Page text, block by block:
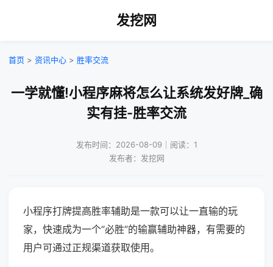
发挖网
首页 > 资讯中心 > 胜率交流
一学就懂!小程序麻将怎么让系统发好牌_确
实有挂-胜率交流
发布时间：2026-08-09｜阅读：1
发布者：发挖网
小程序打牌提高胜率辅助是一款可以让一直输的玩
家，快速成为一个“必胜”的输赢辅助神器，有需要的
用户可通过正规渠道获取使用。